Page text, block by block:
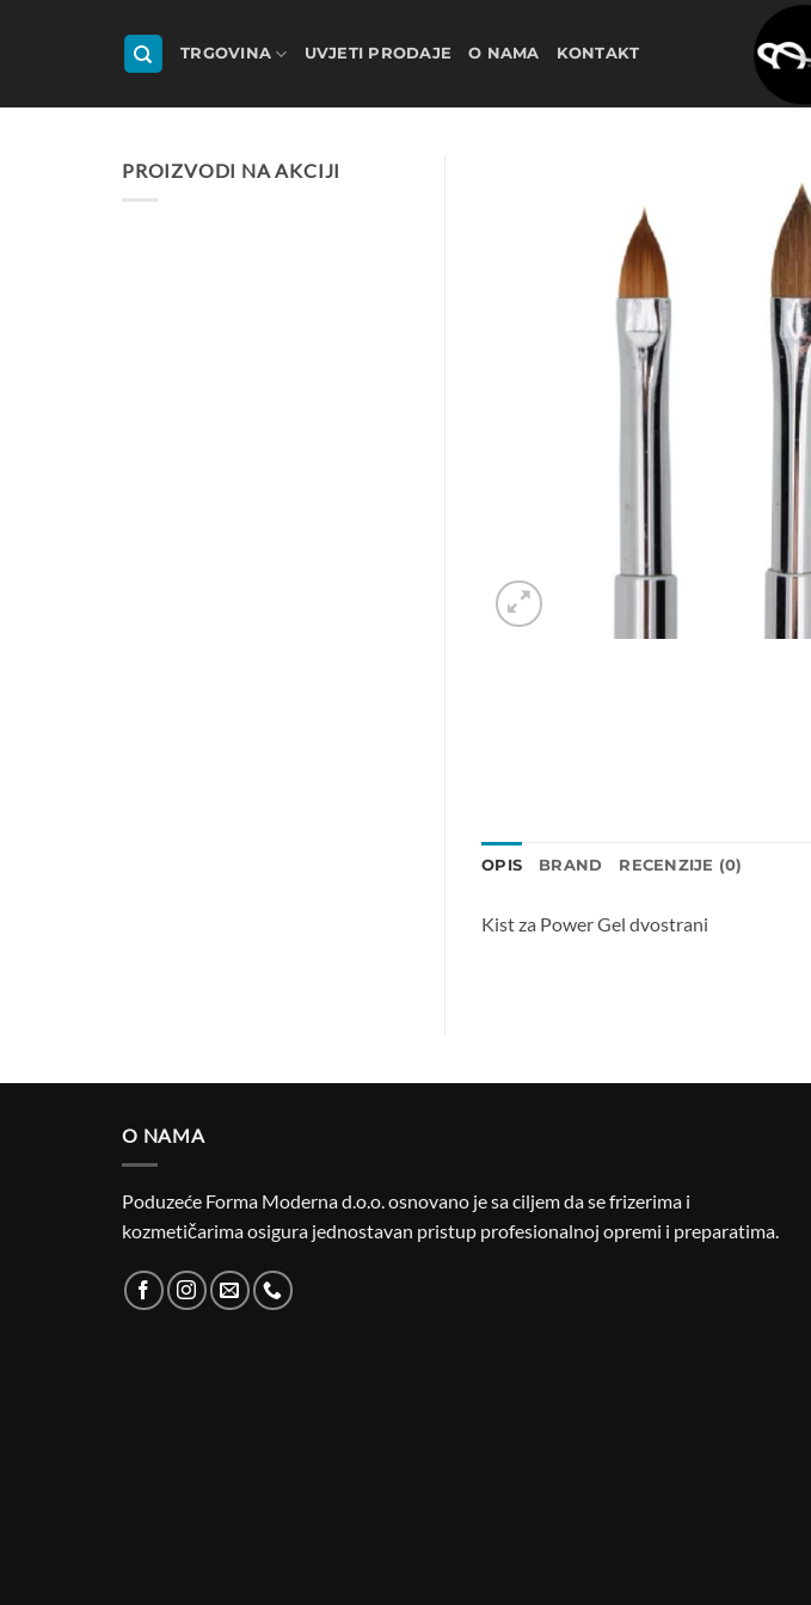
TRGOVINA UVJETI PRODAJE O NAMA KONTAKT
PROIZVODI NA AKCIJI
OPIS BRAND RECENZIJE (0)
Kist za Power Gel dvostrani
O NAMA
Poduzeće Forma Moderna d.o.o. osnovano je sa ciljem da se frizerima i
kozmetičarima osigura jednostavan pristup profesionalnoj opremi i preparatima.